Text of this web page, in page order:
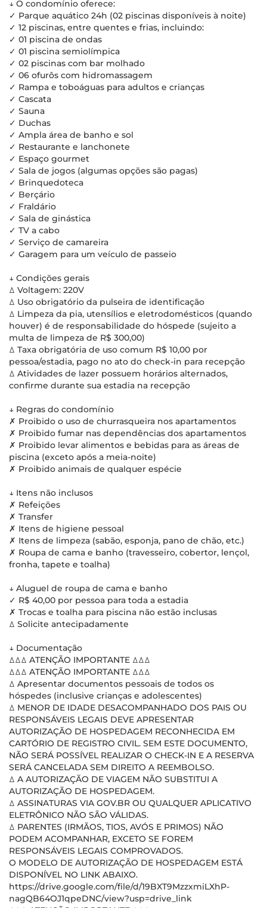
↓ O condomínio oferece:
✓ Parque aquático 24h (02 piscinas disponíveis à noite)
✓ 12 piscinas, entre quentes e frias, incluindo:
✓ 01 piscina de ondas
✓ 01 piscina semiolímpica
✓ 02 piscinas com bar molhado
✓ 06 ofurôs com hidromassagem
✓ Rampa e toboáguas para adultos e crianças
✓ Cascata
✓ Sauna
✓ Duchas
✓ Ampla área de banho e sol
✓ Restaurante e lanchonete
✓ Espaço gourmet
✓ Sala de jogos (algumas opções são pagas)
✓ Brinquedoteca
✓ Berçário
✓ Fraldário
✓ Sala de ginástica
✓ TV a cabo
✓ Serviço de camareira
✓ Garagem para um veículo de passeio
↓ Condições gerais
ꕔ Voltagem: 220V
ꕔ Uso obrigatório da pulseira de identificação
ꕔ Limpeza da pia, utensílios e eletrodomésticos (quando
houver) é de responsabilidade do hóspede (sujeito a
multa de limpeza de R$ 300,00)
ꕔ Taxa obrigatória de uso comum R$ 10,00 por
pessoa/estadia, pago no ato do check-in para recepção
ꕔ Atividades de lazer possuem horários alternados,
confirme durante sua estadia na recepção
↓ Regras do condomínio
✗ Proibido o uso de churrasqueira nos apartamentos
✗ Proibido fumar nas dependências dos apartamentos
✗ Proibido levar alimentos e bebidas para as áreas de
piscina (exceto após a meia-noite)
✗ Proibido animais de qualquer espécie
↓ Itens não inclusos
✗ Refeições
✗ Transfer
✗ Itens de higiene pessoal
✗ Itens de limpeza (sabão, esponja, pano de chão, etc.)
✗ Roupa de cama e banho (travesseiro, cobertor, lençol,
fronha, tapete e toalha)
↓ Aluguel de roupa de cama e banho
✓ R$ 40,00 por pessoa para toda a estadia
✗ Trocas e toalha para piscina não estão inclusas
ꕔ Solicite antecipadamente
↓ Documentação
ꕔꕔꕔ ATENÇÃO IMPORTANTE ꕔꕔꕔ
ꕔꕔꕔ ATENÇÃO IMPORTANTE ꕔꕔꕔ
ꕔ Apresentar documentos pessoais de todos os
hóspedes (inclusive crianças e adolescentes)
ꕔ MENOR DE IDADE DESACOMPANHADO DOS PAIS OU
RESPONSÁVEIS LEGAIS DEVE APRESENTAR
AUTORIZAÇÃO DE HOSPEDAGEM RECONHECIDA EM
CARTÓRIO DE REGISTRO CIVIL. SEM ESTE DOCUMENTO,
NÃO SERÁ POSSÍVEL REALIZAR O CHECK-IN E A RESERVA
SERÁ CANCELADA SEM DIREITO A REEMBOLSO.
ꕔ A AUTORIZAÇÃO DE VIAGEM NÃO SUBSTITUI A
AUTORIZAÇÃO DE HOSPEDAGEM.
ꕔ ASSINATURAS VIA GOV.BR OU QUALQUER APLICATIVO
ELETRÔNICO NÃO SÃO VÁLIDAS.
ꕔ PARENTES (IRMÃOS, TIOS, AVÓS E PRIMOS) NÃO
PODEM ACOMPANHAR, EXCETO SE FOREM
RESPONSÁVEIS LEGAIS COMPROVADOS.
O MODELO DE AUTORIZAÇÃO DE HOSPEDAGEM ESTÁ
DISPONÍVEL NO LINK ABAIXO.
https://drive.google.com/file/d/19BXT9MzzxmiLXhP-
nagQB64OJ1qpeDNC/view?usp=drive_link